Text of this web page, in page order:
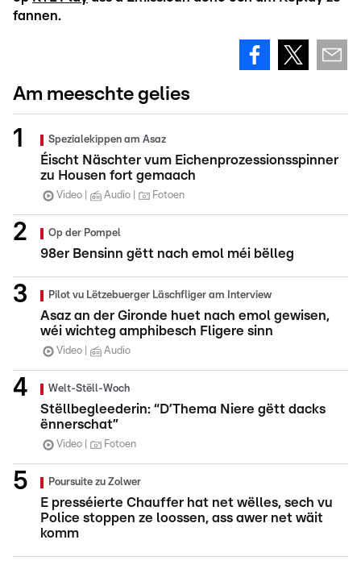
fannen.
Am meeschte gelies
Spezialekippen am Asaz
Éischt Näschter vum Eichenprozessionsspinner
zu Housen fort gemaach
Video Audio Fotoen
Op der Pompel
98er Bensinn gëtt nach emol méi bëlleg
Pilot vu Lëtzebuerger Läschfliger am Interview
Asaz an der Gironde huet nach emol gewisen,
wéi wichteg amphibesch Fligere sinn
Video Audio
Welt-Stëll-Woch
Stëllbegleederin: “D’Thema Niere gëtt dacks
ënnerschat”
Video Fotoen
Poursuite zu Zolwer
E presséierte Chauffer hat net wëlles, sech vu
Police stoppen ze loossen, ass awer net wäit
komm